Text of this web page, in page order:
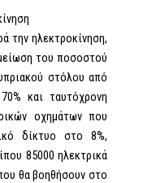
την ηλεκτροκίνηση,
του ποσοστού
στόλου από
και ταυτόχρονη
οχημάτων που
δίκτυο στο 8%,
85000 ηλεκτρικά
θα βοηθήσουν στο